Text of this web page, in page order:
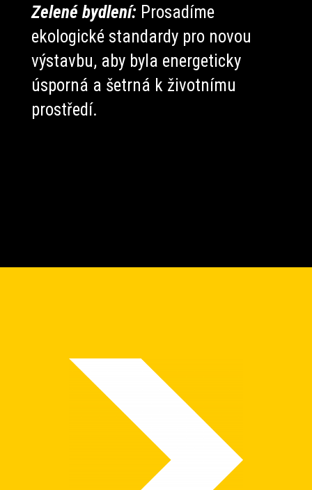
Zelené bydlení: Prosadíme
ekologické standardy pro novou
výstavbu, aby byla energeticky
úsporná a šetrná k životnímu
prostředí.